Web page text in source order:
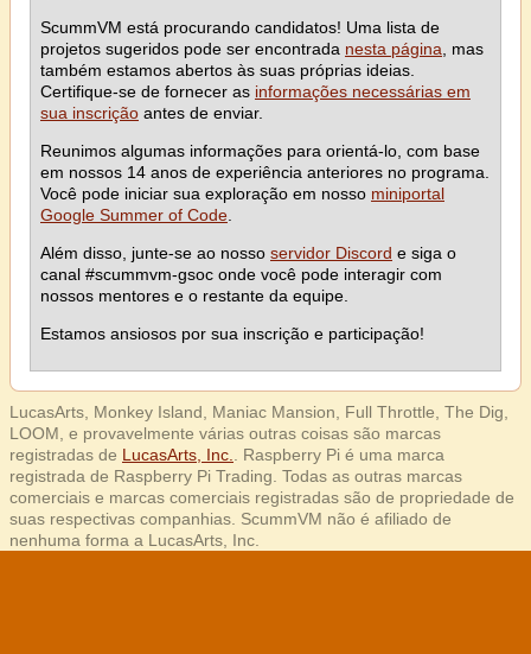
ScummVM está procurando candidatos! Uma lista de
projetos sugeridos pode ser encontrada nesta página , mas
também estamos abertos às suas próprias ideias.
Certifique-se de fornecer as informações necessárias em
sua inscrição antes de enviar.
Reunimos algumas informações para orientá-lo, com base
em nossos 14 anos de experiência anteriores no programa.
Você pode iniciar sua exploração em nosso miniportal
Google Summer of Code
Além disso, junte-se ao nosso servidor Discord e siga o
canal #scummvm-gsoc onde você pode interagir com
nossos mentores e o restante da equipe.
Estamos ansiosos por sua inscrição e participação!
LucasArts, Monkey Island, Maniac Mansion, Full Throttle, The Dig,
LOOM, e provavelmente várias outras coisas são marcas
registradas de LucasArts, Inc.
. Raspberry Pi é uma marca
registrada de Raspberry Pi Trading. Todas as outras marcas
comerciais e marcas comerciais registradas são de propriedade de
suas respectivas companhias. ScummVM não é afiliado de
nenhuma forma a LucasArts, Inc.